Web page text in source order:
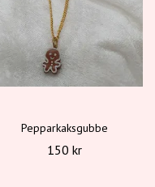
Pepparkaksgubbe
150 kr